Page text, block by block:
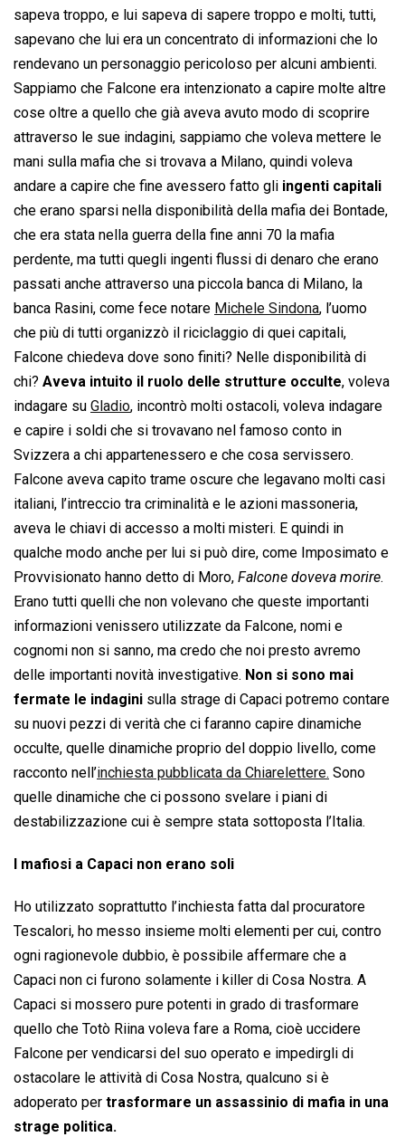
sapeva troppo, e lui sapeva di sapere troppo e molti, tutti,
sapevano che lui era un concentrato di informazioni che lo
rendevano un personaggio pericoloso per alcuni ambienti.
Sappiamo che Falcone era intenzionato a capire molte altre
cose oltre a quello che già aveva avuto modo di scoprire
attraverso le sue indagini, sappiamo che voleva mettere le
mani sulla mafia che si trovava a Milano, quindi voleva
andare a capire che fine avessero fatto gli ingenti capitali
che erano sparsi nella disponibilità della mafia dei Bontade,
che era stata nella guerra della fine anni 70 la mafia
perdente, ma tutti quegli ingenti flussi di denaro che erano
passati anche attraverso una piccola banca di Milano, la
banca Rasini, come fece notare Michele Sindona, l’uomo
che più di tutti organizzò il riciclaggio di quei capitali,
Falcone chiedeva dove sono finiti? Nelle disponibilità di
chi? Aveva intuito il ruolo delle strutture occulte, voleva
indagare su Gladio, incontrò molti ostacoli, voleva indagare
e capire i soldi che si trovavano nel famoso conto in
Svizzera a chi appartenessero e che cosa servissero.
Falcone aveva capito trame oscure che legavano molti casi
italiani, l’intreccio tra criminalità e le azioni massoneria,
aveva le chiavi di accesso a molti misteri. E quindi in
qualche modo anche per lui si può dire, come Imposimato e
Provvisionato hanno detto di Moro,  Falcone doveva morire.
Erano tutti quelli che non volevano che queste importanti
informazioni venissero utilizzate da Falcone, nomi e
cognomi non si sanno, ma credo che noi presto avremo
delle importanti novità investigative. Non si sono mai
fermate le indagini sulla strage di Capaci potremo contare
su nuovi pezzi di verità che ci faranno capire dinamiche
occulte, quelle dinamiche proprio del doppio livello, come
racconto nell’inchiesta pubblicata da Chiarelettere. Sono
quelle dinamiche che ci possono svelare i piani di
destabilizzazione cui è sempre stata sottoposta l’Italia.
I mafiosi a Capaci non erano soli
Ho utilizzato soprattutto l’inchiesta fatta dal procuratore
Tescalori, ho messo insieme molti elementi per cui, contro
ogni ragionevole dubbio, è possibile affermare che a
Capaci non ci furono solamente i killer di Cosa Nostra. A
Capaci si mossero pure potenti in grado di trasformare
quello che Totò Riina voleva fare a Roma, cioè uccidere
Falcone per vendicarsi del suo operato e impedirgli di
ostacolare le attività di Cosa Nostra, qualcuno si è
adoperato per trasformare un assassinio di mafia in una
strage politica.